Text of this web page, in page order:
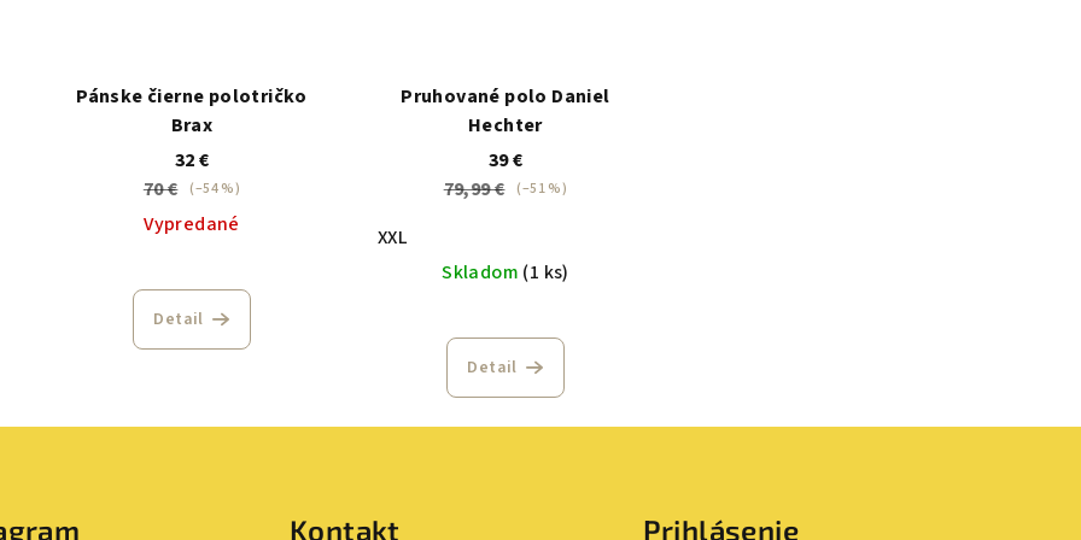
Pánske čierne polotričko
Brax
32 €
70 €
(–54 %)
Vypredané
Detail
Pruhované polo Daniel
Hechter
39 €
79,99 €
(–51 %)
XXL
Skladom (1 ks)
Detail
Kontakt Prihlásenie